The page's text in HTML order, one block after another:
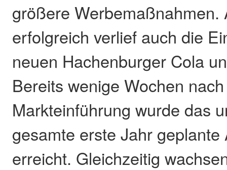
größere Werbemaßnahmen.
erfolgreich verlief auch die
neuen Hachenburger Cola
Bereits wenige Wochen
Markteinführung wurde das
gesamte erste Jahr geplante
erreicht. Gleichzeitig